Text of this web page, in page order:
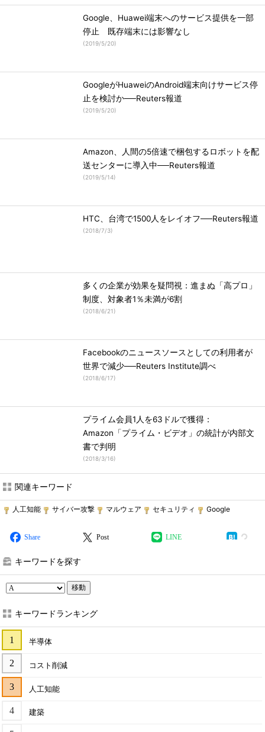
Google、Huawei端末へのサービス提供を一部
停止 既存端末には影響なし
(2019/5/20)
GoogleがHuaweiのAndroid端末向けサービス停
止を検討か──Reuters報道
(2019/5/20)
Amazon、人間の5倍速で梱包するロボットを配
送センターに導入中──Reuters報道
(2019/5/14)
HTC、台湾で1500人をレイオフ──Reuters報道
(2018/7/3)
多くの企業が効果を疑問視：進まぬ「高プロ」
制度、対象者1％未満が6割
(2018/6/21)
Facebookのニュースソースとしての利用者が
世界で減少──Reuters Institute調べ
(2018/6/17)
プライム会員1人を63ドルで獲得：
Amazon「プライム・ビデオ」の統計が内部文
書で判明
(2018/3/16)
関連キーワード
人工知能 サイバー攻撃 マルウェア セキュリティ Google
Share Post LINE
キーワードを探す
移動
キーワードランキング
半導体
コスト削減
人工知能
建築